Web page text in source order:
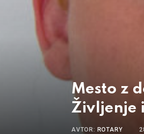
Mesto z
Življenje
AVTOR: ROTARY